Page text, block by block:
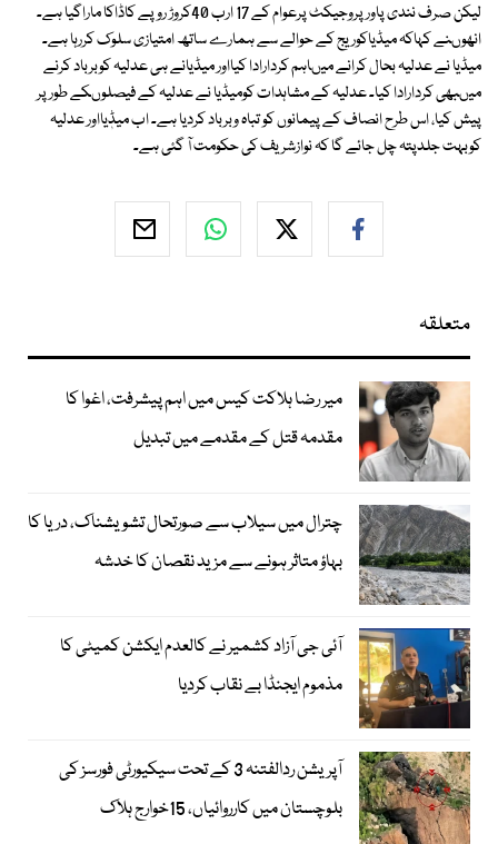
لیکن صرف نندی پاور پروجیکٹ پرعوام کے 17 ارب 40کروڑ روپے کاڈاکا ماراگیا ہے۔
انھوںنے کہاکہ میڈیاکوریج کے حوالے سے ہمارے ساتھ امتیازی سلوک کررہا ہے۔
میڈیا نے عدلیہ بحال کرانے میںاہم کردارادا کیااور میڈیانے ہی عدلیہ کوبرباد کرنے
میںبھی کردارادا کیا۔ عدلیہ کے مشاہدات کومیڈیا نے عدلیہ کے فیصلوںکے طورپر
پیش کیا، اس طرح انصاف کے پیمانوں کو تباہ وبرباد کردیا ہے۔ اب میڈٖیااور عدلیہ
کوبہت جلدپتہ چل جائے گا کہ نوازشریف کی حکومت آ گئی ہے۔
متعلقہ
میر رضا ہلاکت کیس میں اہم پیشرفت، اغوا کا
مقدمہ قتل کے مقدمے میں تبدیل
چترال میں سیلاب سے صورتحال تشویشناک، دریا کا
بہاؤ متاثر ہونے سے مزید نقصان کا خدشہ
آئی جی آزاد کشمیر نے کالعدم ایکشن کمیٹی کا
مذموم ایجنڈا بے نقاب کردیا
آپریشن ردالفتنہ 3 کے تحت سیکیورٹی فورسز کی
بلوچستان میں کارروائیاں، 15خوارج ہلاک